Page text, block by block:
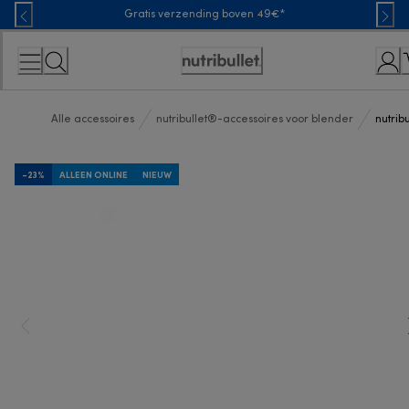
Skip
to
Content
Gratis verzending boven 49€*
Toegankelijkheidsverklaring
Alle accessoires nutribullet®-accessoires voor blender
-23% ALLEEN ONLINE NIEUW